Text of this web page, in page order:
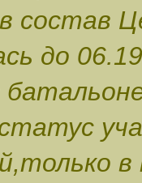
состав
до
в